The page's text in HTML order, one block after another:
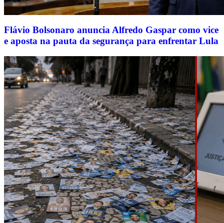
Flávio Bolsonaro anuncia Alfredo Gaspar como vice
e aposta na pauta da segurança para enfrentar Lula